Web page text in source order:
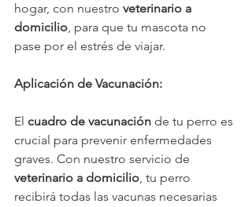
hogar, con nuestro veterinario a
domicilio, para que tu mascota no
pase por el estrés de viajar.
Aplicación de Vacunación:
El cuadro de vacunación de tu perro es
crucial para prevenir enfermedades
graves. Con nuestro servicio de
veterinario a domicilio, tu perro
recibirá todas las vacunas necesarias